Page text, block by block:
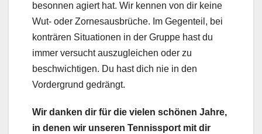
besonnen agiert hat. Wir kennen von dir keine
Wut- oder Zornesausbrüche. Im Gegenteil, bei
konträren Situationen in der Gruppe hast du
immer versucht auszugleichen oder zu
beschwichtigen. Du hast dich nie in den
Vordergrund gedrängt.
Wir danken dir für die vielen schönen Jahre,
in denen wir unseren Tennissport mit dir